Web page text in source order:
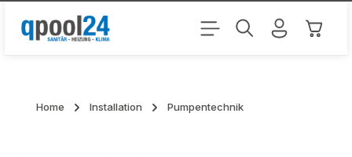
Zum Hauptinhalt springen
Home Installation Pumpentechnik